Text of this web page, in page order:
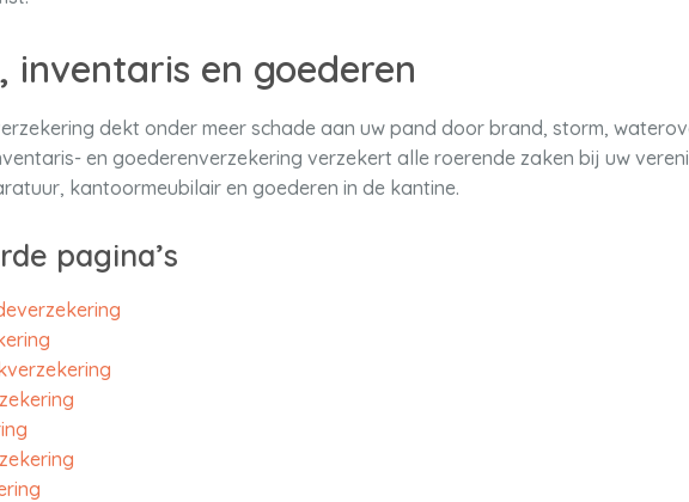
inventaris en goederen
dekt onder meer schade aan uw pand door brand, storm,
en goederenverzekering verzekert alle roerende zaken bij uw
kantoormeubilair en goederen in de kantine.
pagina’s